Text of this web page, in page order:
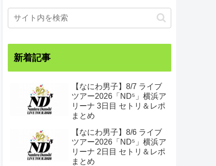
新着記事
【なにわ男子】8/7 ライブ
ツアー2026「ND⁵」横浜ア
リーナ 3日目 セトリ＆レポ
まとめ
【なにわ男子】8/6 ライブ
ツアー2026「ND⁵」横浜ア
リーナ 2日目 セトリ＆レポ
まとめ